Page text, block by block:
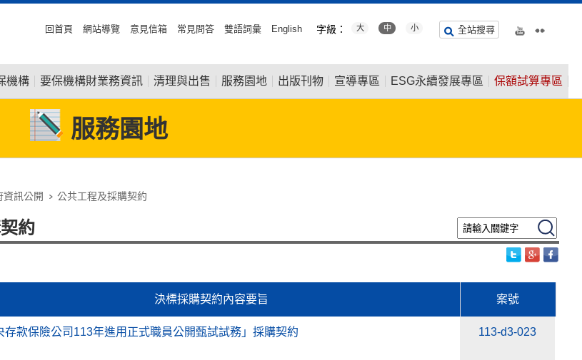
回首頁 網站導覽 意見信箱 常見問答 雙語詞彙 English 字級： 大 中 小 全站搜尋
機構 要保機構財業務資訊 清理與出售 服務園地 出版刊物 宣導專區 ESG永續發展專區 保額試算專區
服務園地
資訊公開 公共工程及採購契約
約 請輸入關鍵字 搜尋
決標採購契約內容要旨 案號
存款保險公司113年進用正式職員公開甄試試務」採購契約 113-d3-023